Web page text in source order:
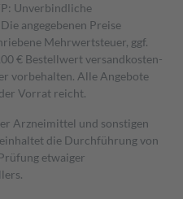
Unverbindliche
angegebenen Preise
Mehrwertsteuer, ggf.
€ Bestell­wert versand­kosten­
vorbehalten. Alle Angebote
Vorrat reicht.
Arzneimittel und sonstigen
die Durchführung von
etwaiger